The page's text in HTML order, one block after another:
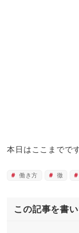
本日はここまでで
働き方 徹
この記事を書